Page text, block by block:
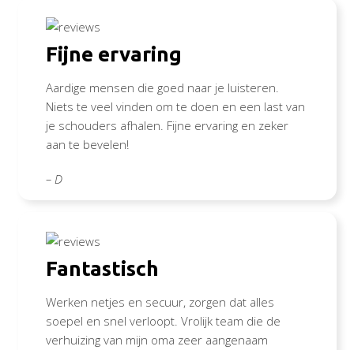
Fijne ervaring
Aardige mensen die goed naar je luisteren.
Niets te veel vinden om te doen en een last van
je schouders afhalen. Fijne ervaring en zeker
aan te bevelen!
– D
Fantastisch
Werken netjes en secuur, zorgen dat alles
soepel en snel verloopt. Vrolijk team die de
verhuizing van mijn oma zeer aangenaam